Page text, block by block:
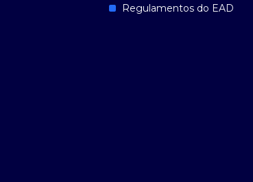
Regulamentos do EAD